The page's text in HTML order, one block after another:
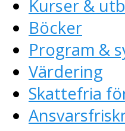
Kurser &
Böcker
Program &
Värdering
Skattefria